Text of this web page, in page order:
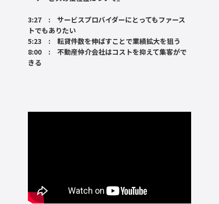
3:27 : サービスプロバイダーにとってもファース
トでもありたい
5:23 : 転貸件数を伸ばすことで業績拡大を狙う
8:00 : 不動産仲介会社はコストを抑えて集客がで
きる